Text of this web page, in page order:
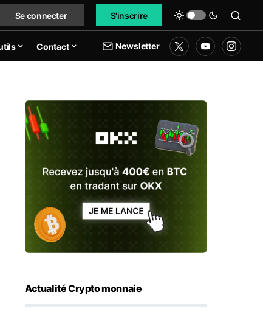
Se connecter S'inscrire
Contact Newsletter
Actualité Crypto monnaie